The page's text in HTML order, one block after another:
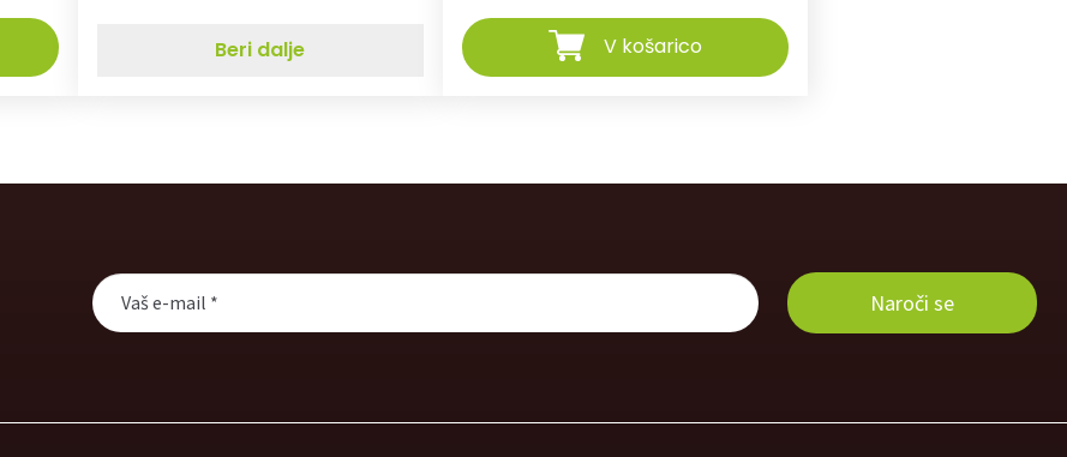
Beri dalje V košarico